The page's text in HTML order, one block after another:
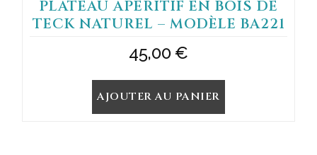
PLATEAU APÉRITIF EN BOIS DE
TECK NATUREL – MODÈLE BA221
45,00€
AJOUTER AU PANIER